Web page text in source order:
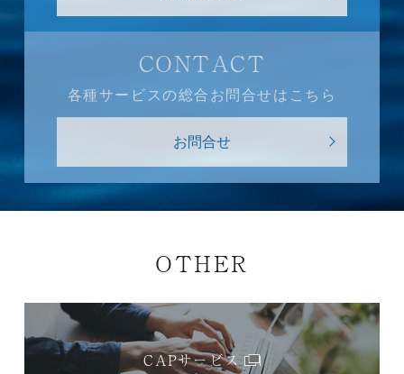
CONTACT
各種サービスの総合お問合せはこちら
お問合せ
OTHER
CAPサービス